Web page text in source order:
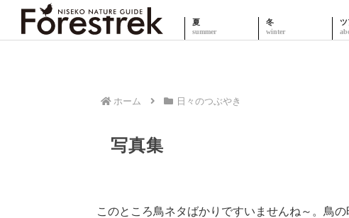
夏 冬 ツ
ホーム 日々のつぶやき
写真集
このところ鳥ネタばかりですいませんね～。鳥